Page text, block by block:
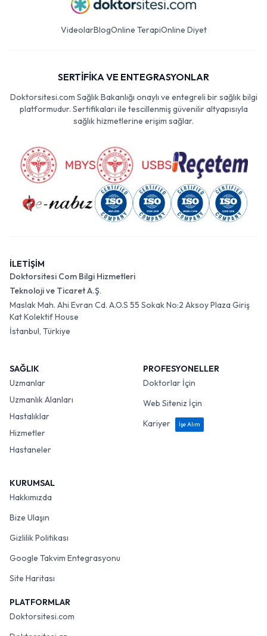
VideolarBlogOnline TerapiOnline Diyet
SERTİFİKA VE ENTEGRASYONLAR
Doktorsitesi.com Sağlık Bakanlığı onaylı ve entegreli bir sağlık bilgi
platformudur. Sertifikaları ile tescillenmiş güvenilir altyapısıyla
sağlık hizmetlerine erişim sağlar.
İLETİŞİM
Doktorsitesi Com Bilgi Hizmetleri
Teknoloji ve Ticaret A.Ş.
Maslak Mah. Ahi Evran Cd. A.O.S 55 Sokak No:2 Aksoy Plaza Giriş
Kat Kolektif House
İstanbul, Türkiye
SAĞLIK
Uzmanlar
Uzmanlık Alanları
Hastalıklar
Hizmetler
Hastaneler
PROFESYONELLER
Doktorlar İçin
Web Siteniz İçin
Kariyer
İşe Alım
KURUMSAL
Hakkımızda
Bize Ulaşın
Gizlilik Politikası
Google Takvim Entegrasyonu
Site Haritası
PLATFORMLAR
Doktorsitesi.com